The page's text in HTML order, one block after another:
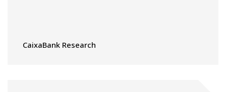
CaixaBank Research